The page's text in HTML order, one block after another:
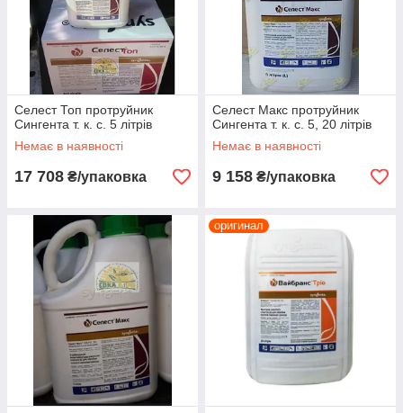
Селест Топ протруйник
Сингента т. к. с. 5 літрів
Немає в наявності
17 708 ₴/упаковка
Селест Макс протруйник
Сингента т. к. с. 5, 20 літрів
Немає в наявності
9 158 ₴/упаковка
оригинал